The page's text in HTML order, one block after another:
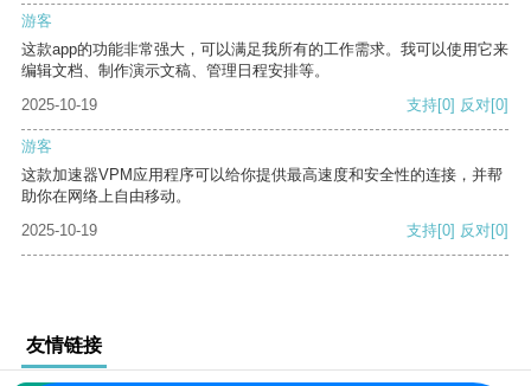
游客
这款app的功能非常强大，可以满足我所有的工作需求。我可以使用它来
编辑文档、制作演示文稿、管理日程安排等。
2025-10-19
支持[0] 反对[0]
游客
这款加速器VPM应用程序可以给你提供最高速度和安全性的连接，并帮
助你在网络上自由移动。
2025-10-19
支持[0] 反对[0]
友情链接